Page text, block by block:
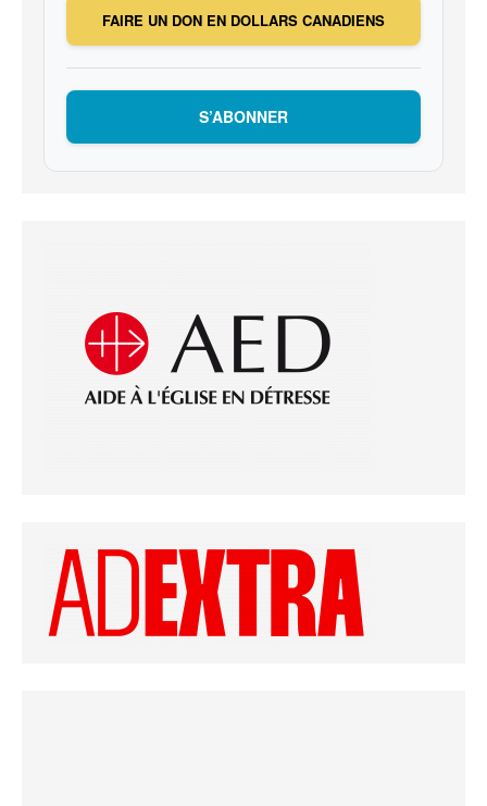
FAIRE UN DON EN DOLLARS CANADIENS
S’ABONNER